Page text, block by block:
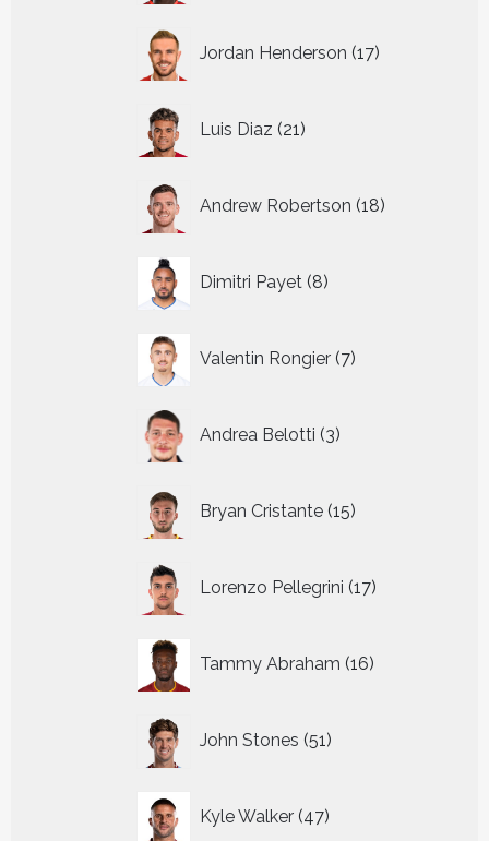
Jordan Henderson 17
producten
Luis Diaz 21
producten
Andrew Robertson 18
producten
Dimitri Payet 8
producten
Valentin Rongier 7
producten
Andrea Belotti 3
producten
Bryan Cristante 15
producten
Lorenzo Pellegrini 17
producten
Tammy Abraham 16
producten
John Stones 51
producten
Kyle Walker 47
producten